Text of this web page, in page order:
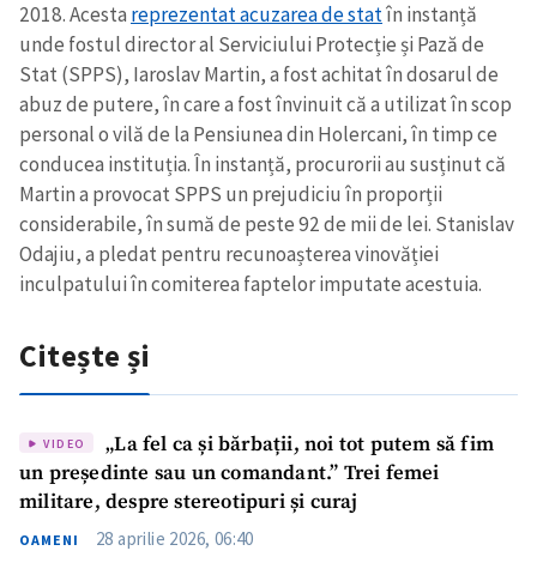
2018. Acesta reprezentat acuzarea de statîn instanță
unde fostul director al Serviciului Protecție și Pază de
Stat (SPPS), Iaroslav Martin, a fost achitat în dosarul de
abuz de putere, în care a fost învinuit că a utilizat în scop
personal o vilă de la Pensiunea din Holercani, în timp ce
conducea instituția. În instanță, procurorii au susținut că
Martin a provocat SPPS un prejudiciu în proporții
considerabile, în sumă de peste 92 de mii de lei. Stanislav
Odajiu, a pledat pentru recunoașterea vinovăției
inculpatului în comiterea faptelor imputate acestuia.
Citește și
VIDEO
„La fel ca și bărbații, noi tot putem să fim
un președinte sau un comandant.” Trei femei
militare, despre stereotipuri și curaj
OAMENI 28 aprilie 2026, 06:40